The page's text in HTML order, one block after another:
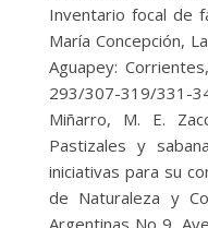
Inventario focal de
María Concepción,
Aguapey:
293/307-319/331-
Miñarro, M. E.
Pastizales y
iniciativas para su
de Naturaleza y
Argentinas No 9.